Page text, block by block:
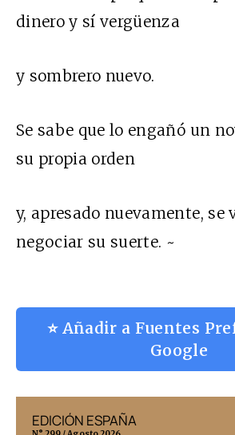
dinero y sí vergüenza
y sombrero nuevo.
Se sabe que lo engañó un
su propia orden
y, apresado nuevamente, se
negociar su suerte. ~
⭐ Añadir a Fuentes
Google
EDICIÓN ESPAÑA